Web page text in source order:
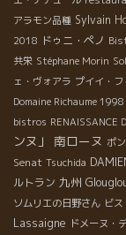
アラモン品種 Sylvain
2018 ドゥニ・ペノ
共栄 Stéphane Morin
ェ・ヴォアラ プイイ・フ
Domaine Richaume
bistros RENAISSANCE
ンヌ」
南ローヌ ポ
Senat Tsuchida
ルトラン 九州
ソムリエの日野さん ビ
Lassaigne ドメーヌ・